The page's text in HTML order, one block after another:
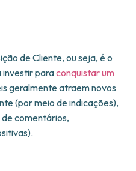
de Cliente, ou seja, é o
investir paraconquistar um
geralmente atraem novos
(por meio de indicações),
comentários,